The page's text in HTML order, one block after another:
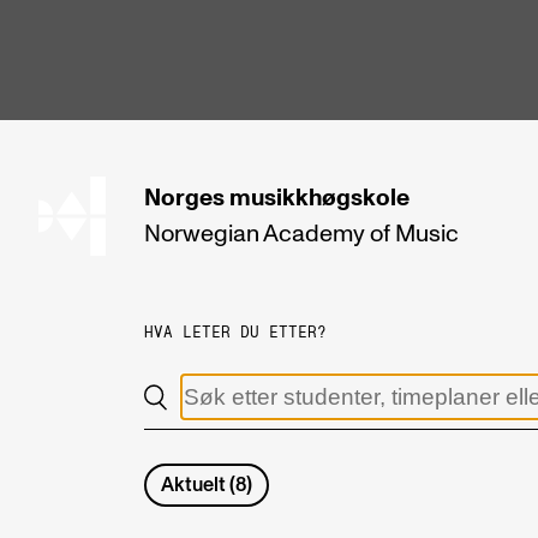
Norges musikkhøgskole
Norwegian Academy of Music
STUDIER
Master
Årsstudium og videreutdanning
HVA LETER DU ETTER?
Aktuelt(8)